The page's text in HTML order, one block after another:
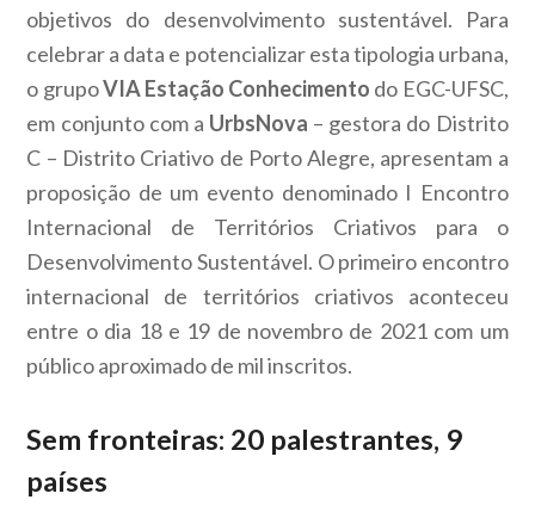
objetivos do desenvolvimento sustentável. Para
celebrar a data e potencializar esta tipologia urbana,
o grupoVIA Estação Conhecimento do EGC-UFSC,
em conjunto com a UrbsNova – gestora do Distrito
C – Distrito Criativo de Porto Alegre, apresentam a
proposição de um evento denominado I Encontro
Internacional de Territórios Criativos para o
Desenvolvimento Sustentável. O primeiro encontro
internacional de territórios criativos aconteceu
entre o dia 18 e 19 de novembro de 2021 com um
público aproximado de mil inscritos.
Sem fronteiras: 20 palestrantes, 9
países